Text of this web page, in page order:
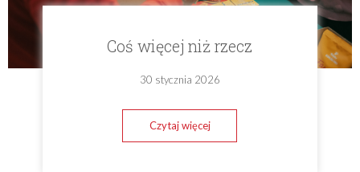
Coś więcej niż rzecz
30 stycznia 2026
Czytaj więcej